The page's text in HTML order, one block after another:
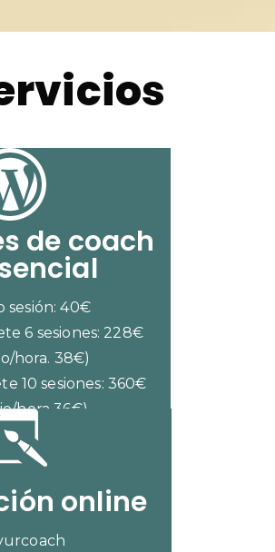
de coach
sesión: 40€
6 sesiones: 228€
hora. 38€)
10 sesiones: 360€
hora 36€)
online